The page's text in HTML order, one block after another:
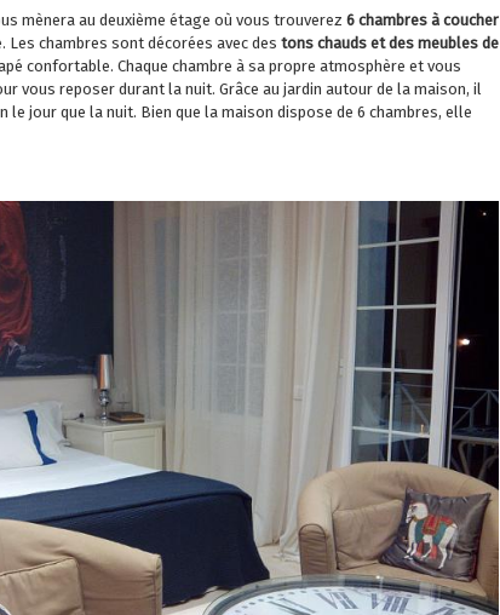
mènera au deuxième étage où vous trouverez 6 chambres à coucher
chambres sont décorées avec des tons chauds et des meubles de
confortable. Chaque chambre à sa propre atmosphère et vous
vous reposer durant la nuit. Grâce au jardin autour de la maison, il
le jour que la nuit. Bien que la maison dispose de 6 chambres, elle